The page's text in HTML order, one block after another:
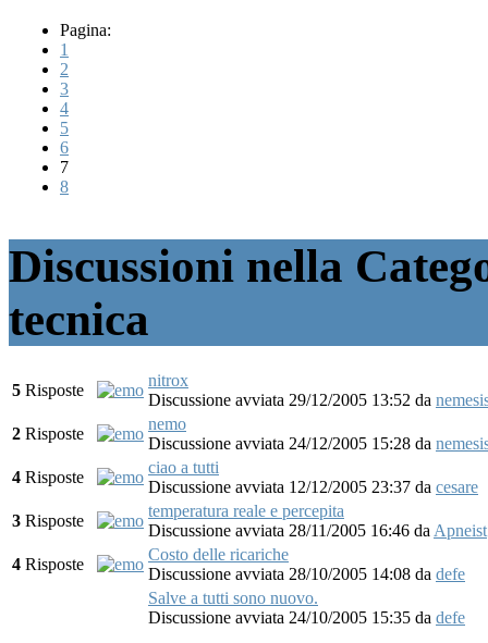
Pagina:
1
2
3
4
5
6
7
8
Discussioni nella
tecnica
5 Risposte
nitrox
Discussione avviata 29/12/2005 13:52 da
2 Risposte
nemo
Discussione avviata 24/12/2005 15:28 da
4 Risposte
ciao a tutti
Discussione avviata 12/12/2005 23:37 da cesare
3 Risposte
temperatura reale e percepita
Discussione avviata 28/11/2005 16:46 da Apneist
4 Risposte
Costo delle ricariche
Discussione avviata 28/10/2005 14:08 da defe
Salve a tutti sono nuovo.
Discussione avviata 24/10/2005 15:35 da defe